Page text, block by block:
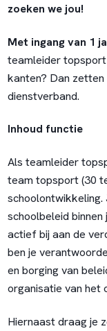
zoeken we jou!
Met ingang van 1
teamleider
kanten? Dan
dienstverband.
Inhoud functie
Als teamleider
team topsport (30
schoolbeleid
actief bij aan de
ben je
en borging van
organisatie van het
Hiernaast draag je